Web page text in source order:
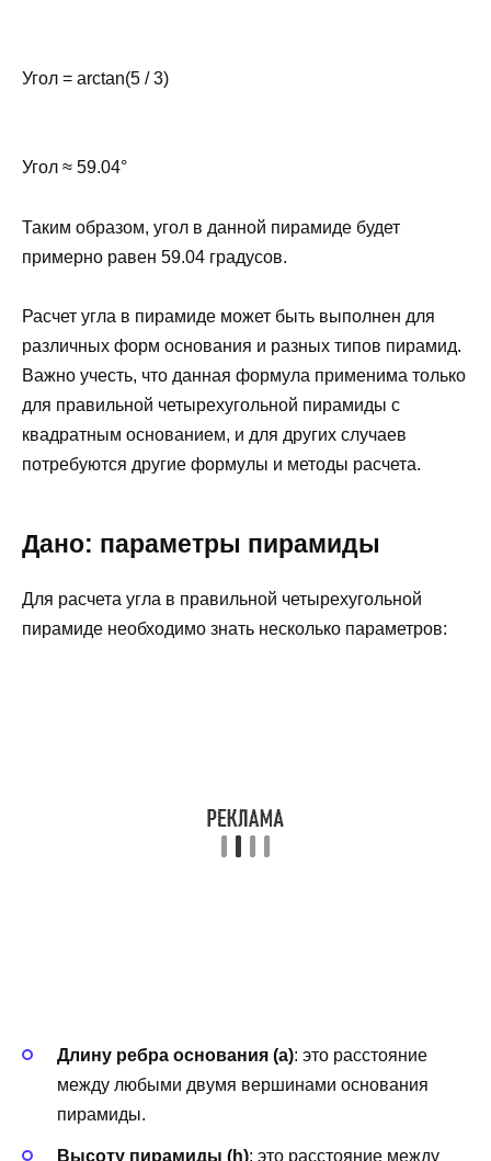
Угол = arctan(5 / 3)
Угол ≈ 59.04°
Таким образом, угол в данной пирамиде будет
примерно равен 59.04 градусов.
Расчет угла в пирамиде может быть выполнен для
различных форм основания и разных типов пирамид.
Важно учесть, что данная формула применима только
для правильной четырехугольной пирамиды с
квадратным основанием, и для других случаев
потребуются другие формулы и методы расчета.
Дано: параметры пирамиды
Для расчета угла в правильной четырехугольной
пирамиде необходимо знать несколько параметров:
Длину ребра основания (a): это расстояние
между любыми двумя вершинами основания
пирамиды.
Высоту пирамиды (h): это расстояние между